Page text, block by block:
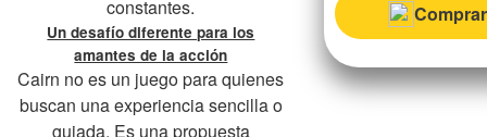
constantes.
Un desafío diferente para los
amantes de la acción
Cairn no es un juego para quienes
buscan una experiencia sencilla o
guiada. Es una propuesta